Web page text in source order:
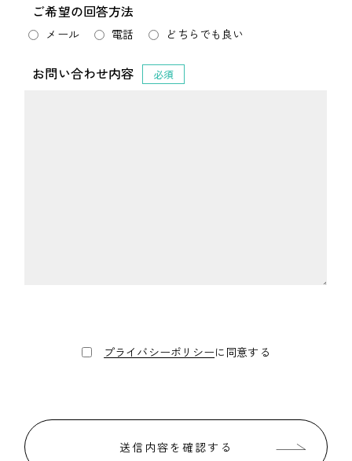
ご希望の回答方法
メール 電話 どちらでも良い
お問い合わせ内容 必須
プライバシーポリシーに同意する